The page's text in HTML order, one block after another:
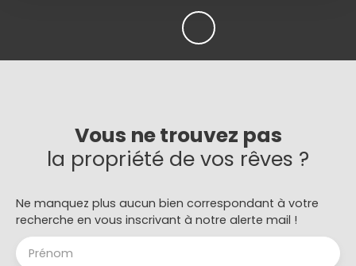
Vous ne trouvez pas
la propriété de vos rêves ?
Ne manquez plus aucun bien correspondant à votre
recherche en vous inscrivant à notre alerte mail !
Prénom